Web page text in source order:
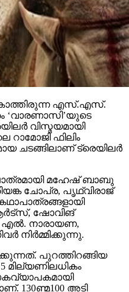
എസ്.എസ്.
വിസ്മയമായി
ഫിലിം
ചടങ്ങിലാണ് ട്രെയിലര്‍
മഹേഷ് ബാബു
ഷോവിങ്
എല്‍. നാരായണ,
നിര്‍മ്മിക്കുന്നു.
പുറത്തിറങ്ങിയ
മില്യണിലധികം
130ണ്മ100 അടി
പ്രേക്ഷകര്‍ക്ക്